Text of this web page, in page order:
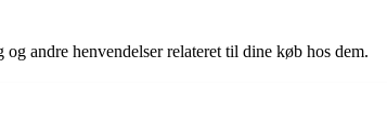
andre henvendelser relateret til dine køb hos dem.